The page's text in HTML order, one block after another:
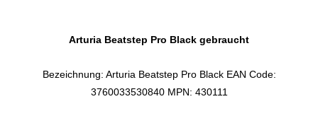
Arturia Beatstep Pro Black gebraucht
Bezeichnung: Arturia Beatstep Pro Black EAN Code:
3760033530840 MPN: 430111